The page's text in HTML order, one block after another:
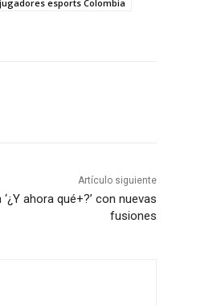
jugadores esports Colombia
Artículo siguiente
ahora qué+?’ con nuevas
fusiones